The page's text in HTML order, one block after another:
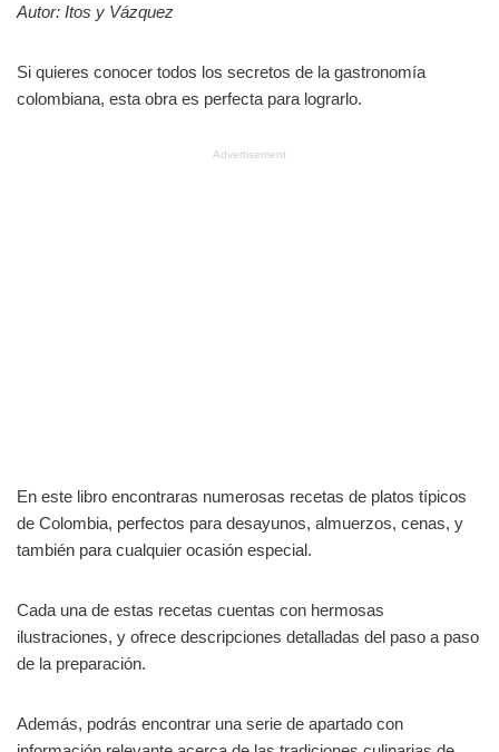
Autor: Itos y Vázquez
Si quieres conocer todos los secretos de la gastronomía
colombiana, esta obra es perfecta para lograrlo.
Advertisement
En este libro encontraras numerosas recetas de platos típicos
de Colombia, perfectos para desayunos, almuerzos, cenas, y
también para cualquier ocasión especial.
Cada una de estas recetas cuentas con hermosas
ilustraciones, y ofrece descripciones detalladas del paso a paso
de la preparación.
Además, podrás encontrar una serie de apartado con